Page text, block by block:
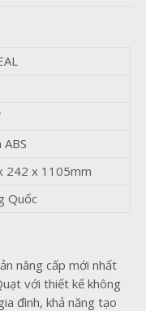
ABS
242 x 1105mm
Quốc
nâng cấp mới nhất
với thiết kế không
đình, khả năng tạo